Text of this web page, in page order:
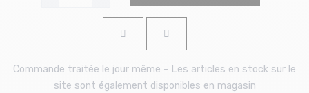
Commande traitée le jour même - Les articles en stock sur le
site sont également disponibles en magasin